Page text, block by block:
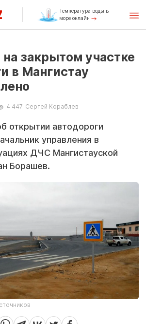
Температура воды в
море онлайн
закрытом участке
в Мангистау
4 447 Сергей Кораблев
открытии автодороги
управления в
ДЧС Мангистауской
Борашев.